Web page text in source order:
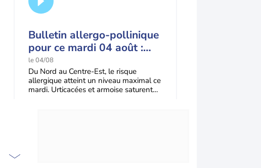
Bulletin allergo-pollinique
pour ce mardi 04 août :
risque maximal au nord-
est
le 04/08
Du Nord au Centre-Est, le risque
allergique atteint un niveau maximal ce
mardi. Urticacées et armoise saturent